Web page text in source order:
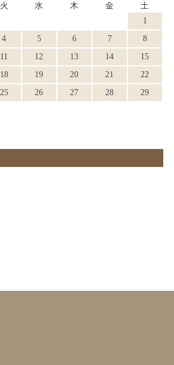
火 水 木 金
土
1
4 5 6 7
8
11 12 13 14
15
18 19 20 21
22
25 26 27 28
29